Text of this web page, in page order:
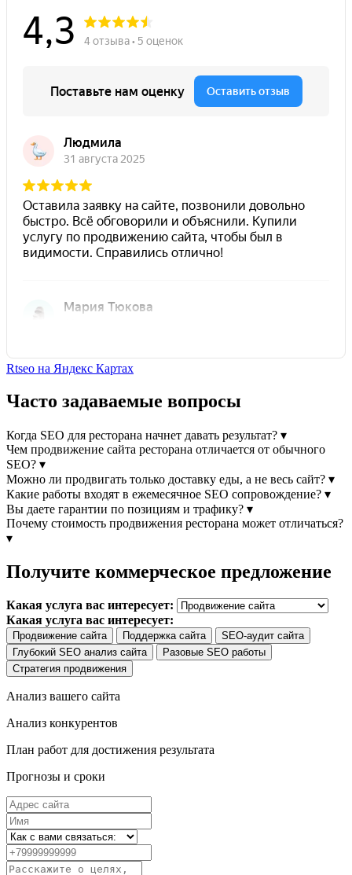
Rtseo на Яндекс Картах
Часто задаваемые вопросы
Когда SEO для ресторана начнет давать результат? ▾
Чем продвижение сайта ресторана отличается от обычного
SEO? ▾
Можно ли продвигать только доставку еды, а не весь сайт? ▾
Какие работы входят в ежемесячное SEO сопровождение? ▾
Вы даете гарантии по позициям и трафику? ▾
Почему стоимость продвижения ресторана может отличаться?
▾
Получите коммерческое предложение
Какая услуга вас интересует:
Какая услуга вас интересует:
Продвижение сайта Поддержка сайта
SEO-аудит сайта
Глубокий SEO анализ сайта
Разовые SEO работы
Стратегия продвижения
Анализ вашего сайта
Анализ конкурентов
План работ для достижения результата
Прогнозы и сроки